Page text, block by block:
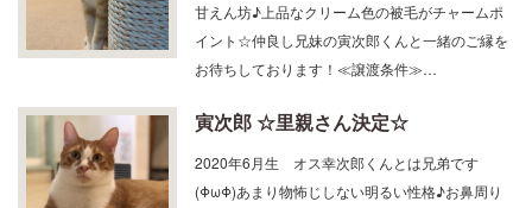
甘えん坊♪上品なクリーム色の被毛がチャームポ
イント☆仲良し兄妹の寅次郎くんと一緒のご縁を
お待ちしております！≪譲渡条件≫…
寅次郎 ☆里親さん決定☆
2020年6月生 オス幸次郎くんとは兄弟です
(ΦωΦ)あまり物怖じしない明るい性格♪お鼻周り